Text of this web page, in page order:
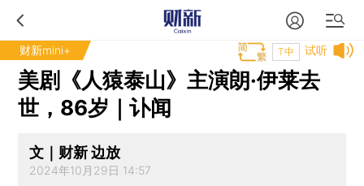
财新mini+ 试听
T中
美剧《人猿泰山》主演朗·伊莱去
世，86岁｜讣闻
文｜财新 边放
2024年10月29日 14:57